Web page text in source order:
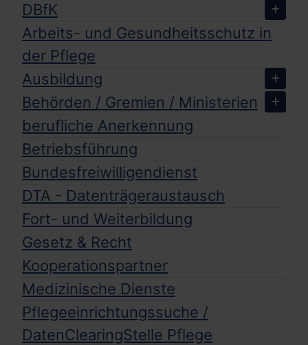
DBfK
Arbeits- und Gesundheitsschutz in
der Pflege
Ausbildung
Behörden / Gremien / Ministerien
berufliche Anerkennung
Betriebsführung
Bundesfreiwilligendienst
DTA - Datenträgeraustausch
Fort- und Weiterbildung
Gesetz & Recht
Kooperationspartner
Medizinische Dienste
Pflegeeinrichtungssuche /
DatenClearingStelle Pflege